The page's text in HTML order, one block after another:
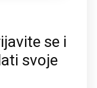
se i
svoje